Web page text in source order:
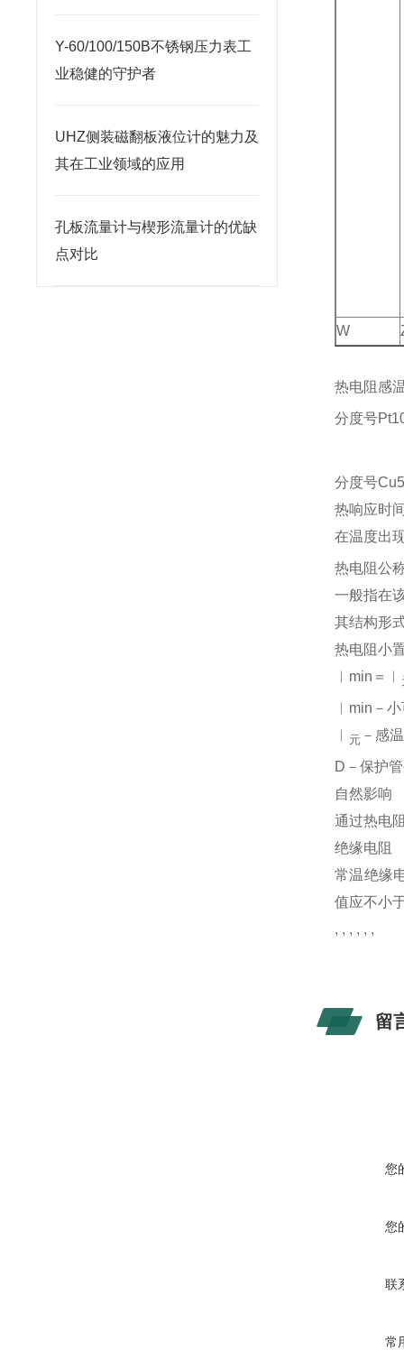
Y-60/100/150B不锈钢压力表工
业稳健的守护者
UHZ侧装磁翻板液位计的魅力及
其在工业领域的应用
孔板流量计与楔形流量计的优缺
点对比
W
热电阻感
分度号
分度号
热响应时
在温度出
热电阻公
一般指在
其结构形
热电阻小
︱min＝︱
︱min－
︱ 元 －感
D－保护
自然影响
通过热电
绝缘电阻
常温绝缘
值应不小
, , , , , ,
留
您
您
联
常